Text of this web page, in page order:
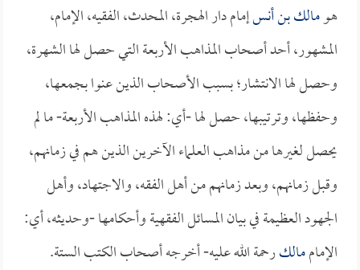
هومالك بن أنسإمام دار الهجرة، المحدث، الفقيه، الإمام،
المشهور، أحد أصحاب المذاهب الأربعة التي حصل لها الشهرة،
وحصل لها الانتشار؛ بسبب الأصحاب الذين عنوا بجمعها،
وحفظها، وترتيبها، حصل لها -أي: لهذه المذاهب الأربعة- ما لم
يحصل لغيرها من مذاهب العلماء الآخرين الذين هم في زمانهم،
وقبل زمانهم، وبعد زمانهم من أهل الفقه، والاجتهاد، وأهل
الجهود العظيمة في بيان المسائل الفقهية وأحكامها -وحديثه، أي:
الإماممالكرحمة الله عليه- أخرجه أصحاب الكتب الستة.